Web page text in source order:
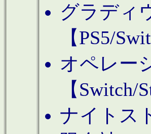
グラディ
【PS5/
オペレー
【
ナイトス